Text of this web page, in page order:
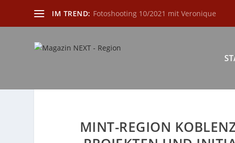
IM TREND: Fotoshooting 10/2021 mit Veronique
MINT-REGION